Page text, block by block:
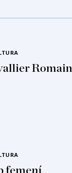
Romain
femení